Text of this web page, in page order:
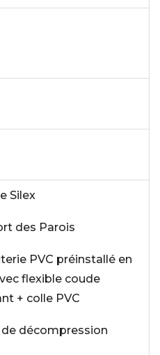
Silex
des Parois
PVC préinstallé en
flexible coude
+ colle PVC
décompression